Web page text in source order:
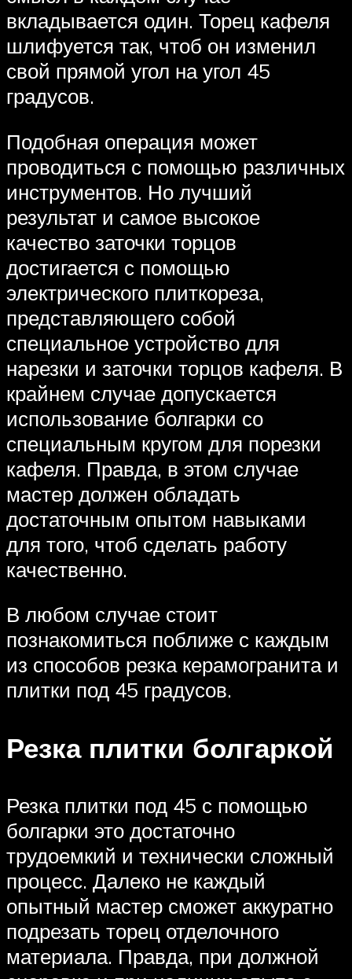
вкладывается один. Торец кафеля
шлифуется так, чтоб он изменил
свой прямой угол на угол 45
градусов.
Подобная операция может
проводиться с помощью различных
инструментов. Но лучший
результат и самое высокое
качество заточки торцов
достигается с помощью
электрического плиткореза,
представляющего собой
специальное устройство для
нарезки и заточки торцов кафеля. В
крайнем случае допускается
использование болгарки со
специальным кругом для порезки
кафеля. Правда, в этом случае
мастер должен обладать
достаточным опытом навыками
для того, чтоб сделать работу
качественно.
В любом случае стоит
познакомиться поближе с каждым
из способов резка керамогранита и
плитки под 45 градусов.
Резка плитки болгаркой
Резка плитки под 45 с помощью
болгарки это достаточно
трудоемкий и технически сложный
процесс. Далеко не каждый
опытный мастер сможет аккуратно
подрезать торец отделочного
материала. Правда, при должной